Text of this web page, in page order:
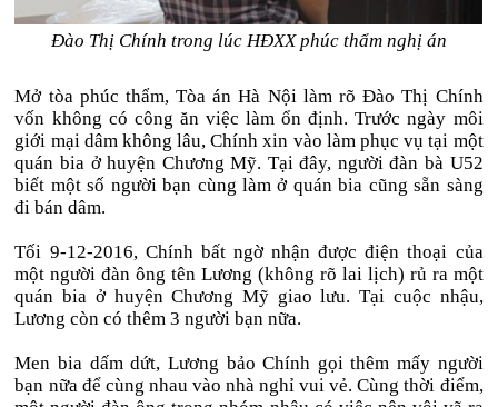
Đào Thị Chính trong lúc HĐXX phúc thẩm nghị án
Mở tòa phúc thẩm, Tòa án Hà Nội làm rõ Đào Thị Chính
vốn không có công ăn việc làm ổn định. Trước ngày môi
giới mại dâm không lâu, Chính xin vào làm phục vụ tại một
quán bia ở huyện Chương Mỹ. Tại đây, người đàn bà U52
biết một số người bạn cùng làm ở quán bia cũng sẵn sàng
đi bán dâm.
Tối 9-12-2016, Chính bất ngờ nhận được điện thoại của
một người đàn ông tên Lương (không rõ lai lịch) rủ ra một
quán bia ở huyện Chương Mỹ giao lưu. Tại cuộc nhậu,
Lương còn có thêm 3 người bạn nữa.
Men bia dấm dứt, Lương bảo Chính gọi thêm mấy người
bạn nữa để cùng nhau vào nhà nghỉ vui vẻ. Cùng thời điểm,